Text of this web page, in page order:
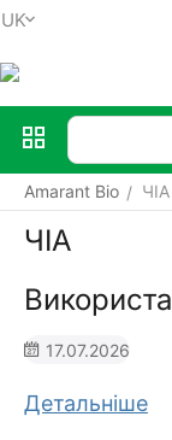
UK
Amarant Bio / ЧІА
ЧІА
17.07.2026
Детальніше